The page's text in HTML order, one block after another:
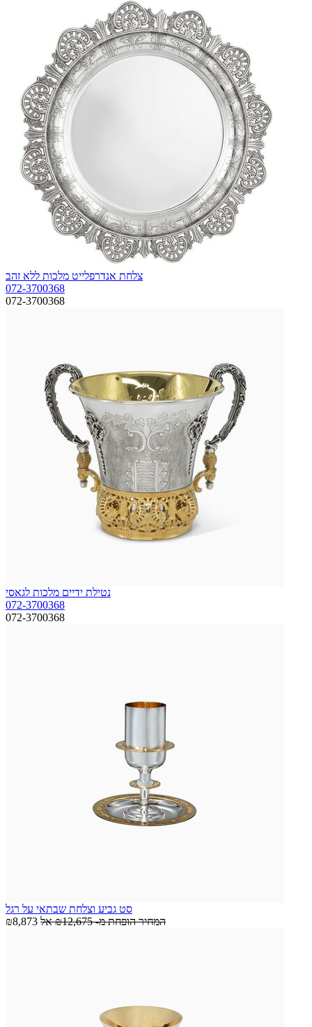
צלחת אנדרפלייט מלכות ללא זהב
072-3700368
072-3700368
נטילת ידיים מלכות לגאסי
072-3700368
072-3700368
סט גביע וצלחת שבתאי על רגל
₪8,873
המחיר הופחת מ-₪12,675 אל